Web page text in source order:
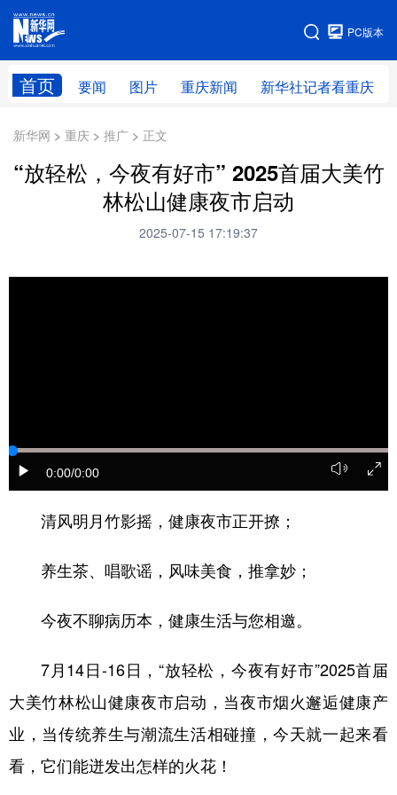
PC版本
首页 要闻 图片 重庆新闻 新华社记者看重庆
网站地图
新华网 > 重庆 > 推广 > 正文
“放轻松，今夜有好市” 2025首届大美竹
林松山健康夜市启动
2025-07-15 17:19:37
0:00/0:00
清风明月竹影摇，健康夜市正开撩；
养生茶、唱歌谣，风味美食，推拿妙；
今夜不聊病历本，健康生活与您相邀。
7月14日-16日，“放轻松，今夜有好市”2025首届
大美竹林松山健康夜市启动，当夜市烟火邂逅健康产
业，当传统养生与潮流生活相碰撞，今天就一起来看
看，它们能迸发出怎样的火花！